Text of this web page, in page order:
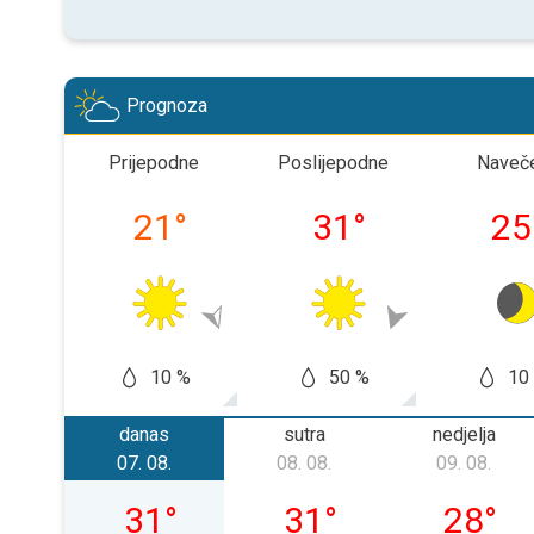
Prognoza
Prijepodne
21 °
10 %
Poslijepodne
31 °
50 %
25
10
danas
petak, 07. 08.
07. 08.
31 °
sutra
subota, 08. 08.
08. 08.
31 °
nedjelja
nedjelja,
09. 08.
28°